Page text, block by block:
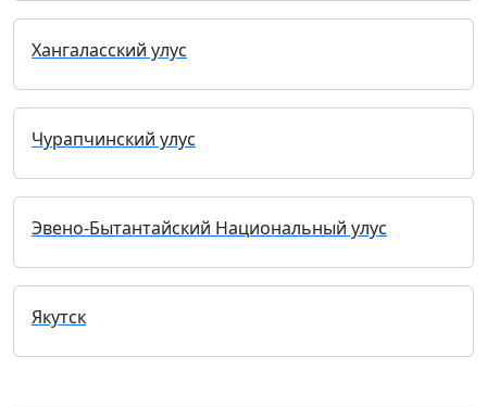
Хангаласский улус
Чурапчинский улус
Эвено-Бытантайский Национальный улус
Якутск